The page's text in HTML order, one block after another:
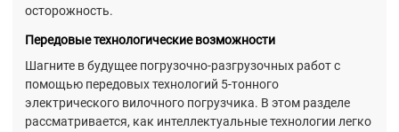
осторожность.
Передовые технологические возможности
Шагните в будущее погрузочно-разгрузочных работ с
помощью передовых технологий 5-тонного
электрического вилочного погрузчика. В этом разделе
рассматривается, как интеллектуальные технологии легко